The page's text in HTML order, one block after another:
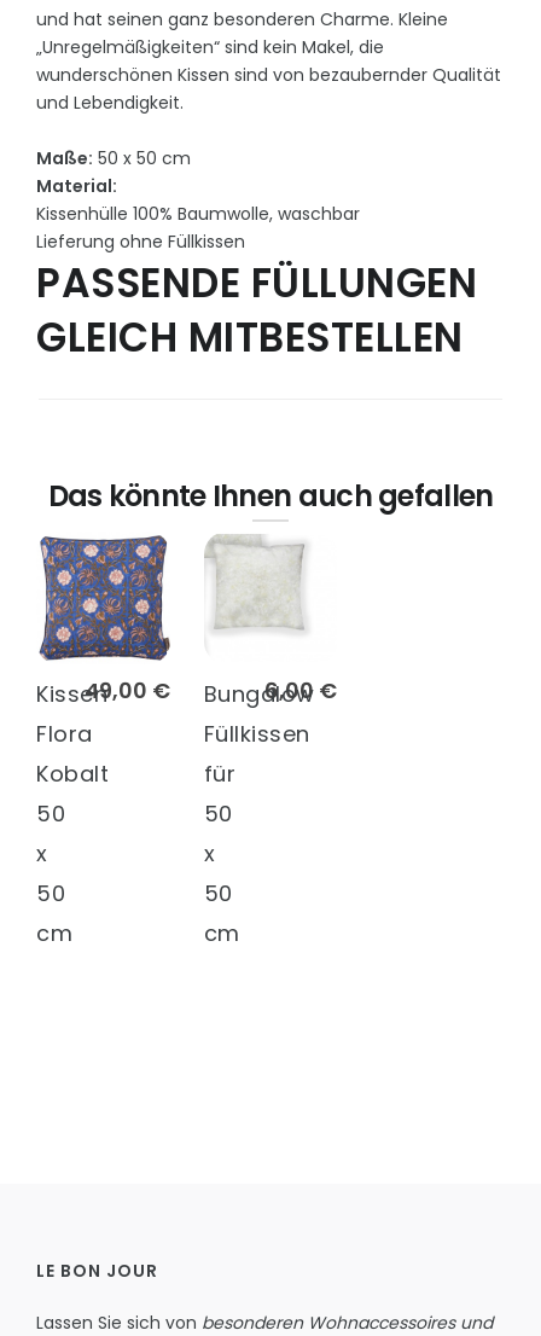
und hat seinen ganz besonderen Charme. Kleine
„Unregelmäßigkeiten“ sind kein Makel, die
wunderschönen Kissen sind von bezaubernder Qualität
und Lebendigkeit.
Maße: 50 x 50 cm
Material:
Kissenhülle 100% Baumwolle, waschbar
Lieferung ohne Füllkissen
PASSENDE FÜLLUNGEN
GLEICH MITBESTELLEN
Das könnte Ihnen auch gefallen
49,00 €
Kissen
Flora
Kobalt
50
x
50
cm
6,00 €
Bungalow
Füllkissen
für
50
x
50
cm
LE BON JOUR
Lassen Sie sich von besonderen Wohnaccessoires und